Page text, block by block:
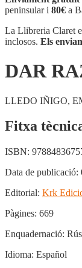
peninsular i 80€ a
La Llibreria Claret
inclosos. Els
DAR
LLEDO IÑIGO,
Fitxa
ISBN:
Data de publicació:
Editorial: Krk
Pàgines: 669
Enquadernació:
Idioma: Español